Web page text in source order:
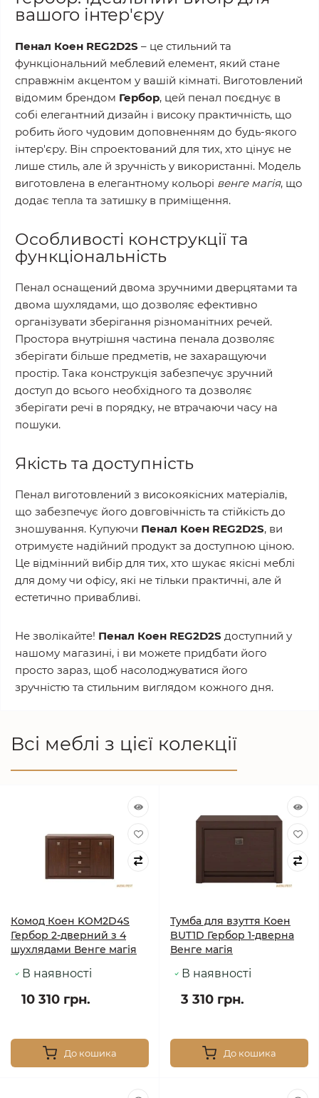
вашого інтер'єру
Пенал Коен REG2D2S – це стильний та
функціональний меблевий елемент, який стане
справжнім акцентом у вашій кімнаті. Виготовлений
відомим брендом Гербор, цей пенал поєднує в
собі елегантний дизайн і високу практичність, що
робить його чудовим доповненням до будь-якого
інтер'єру. Він спроектований для тих, хто цінує не
лише стиль, але й зручність у використанні. Модель
виготовлена в елегантному кольорі венге магія, що
додає тепла та затишку в приміщення.
Особливості конструкції та
функціональність
Пенал оснащений двома зручними дверцятами та
двома шухлядами, що дозволяє ефективно
організувати зберігання різноманітних речей.
Простора внутрішня частина пенала дозволяє
зберігати більше предметів, не захаращуючи
простір. Така конструкція забезпечує зручний
доступ до всього необхідного та дозволяє
зберігати речі в порядку, не втрачаючи часу на
пошуки.
Якість та доступність
Пенал виготовлений з високоякісних матеріалів,
що забезпечує його довговічність та стійкість до
зношування. Купуючи Пенал Коен REG2D2S, ви
отримуєте надійний продукт за доступною ціною.
Це відмінний вибір для тих, хто шукає якісні меблі
для дому чи офісу, які не тільки практичні, але й
естетично привабливі.
Не зволікайте! Пенал Коен REG2D2S доступний у
нашому магазині, і ви можете придбати його
просто зараз, щоб насолоджуватися його
зручністю та стильним виглядом кожного дня.
Всі меблі з цієї колекції
Комод Коен KOM2D4S
Гербор 2-дверний з 4
шухлядами Венге магія
В наявності
10 310 грн.
До кошика
Тумба для взуття Коен
BUT1D Гербор 1-дверна
Венге магія
В наявності
3 310 грн.
До кошика